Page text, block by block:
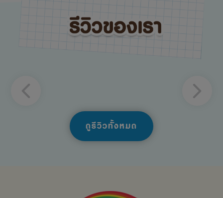
ดูรีวิวทั้งหมด